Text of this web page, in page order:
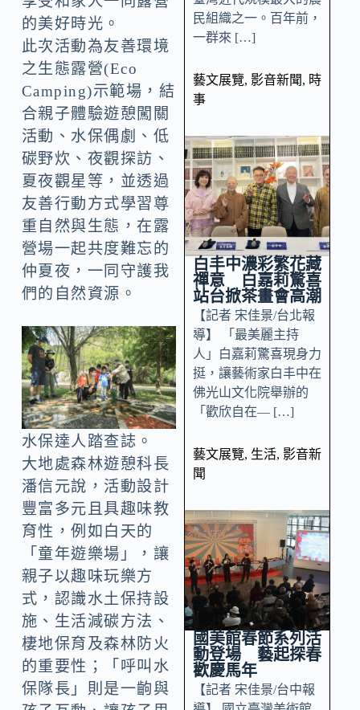
的美好時光。
此次活動為友善環境
之生態露營(Eco
Camping)示範場，結
合親子體驗遊憩闖關
活動、水保偶劇、低
碳野炊、夜觀探訪、
夏夜觀星等，並透過
友善行動方式學習尊
重自然與生態，在露
營場一起共度難忘的
仲夏夜，一同守護我
們的自然資源。
水保達人踏查誌。
大地處森林遊憩科長
潘信元說，活動設計
豐富多元且具趣味教
育性，例如白天的
「童年遊樂場」，讓
親子以趣味玩樂方
式，認識水土保持設
施、生活減碳方法、
棲地保育及森林防火
的重要性；「呼叫水
保隊長」則是一齣與
民組織之一。百年前，
一群來 […]
藝文展覽, 影音新聞, 時
事
白丰中濃彩繁花藏
禪意 白嘉莉驚喜
站台掀茶畫會高潮
【記者 宋佳景/台北報
導】 「最美麗主持
人」白嘉莉驚喜現身力
挺，讓藝術家白丰中在
佛光山文化院舉辦的
「歡欣自在— […]
藝文展覽, 生活, 影音新
聞
國美館春節系列活
動登場 藝起探春
歡慶馬年
【記者 宋佳景/台中報